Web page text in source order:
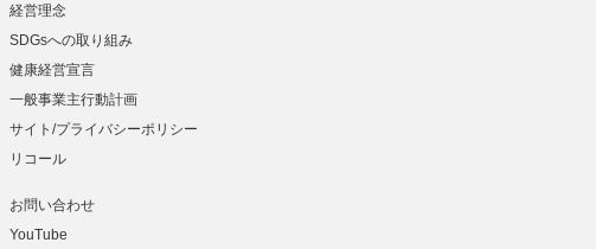
経営理念
SDGsへの取り組み
健康経営宣言
一般事業主行動計画
サイト/プライバシーポリシー
リコール
お問い合わせ
YouTube